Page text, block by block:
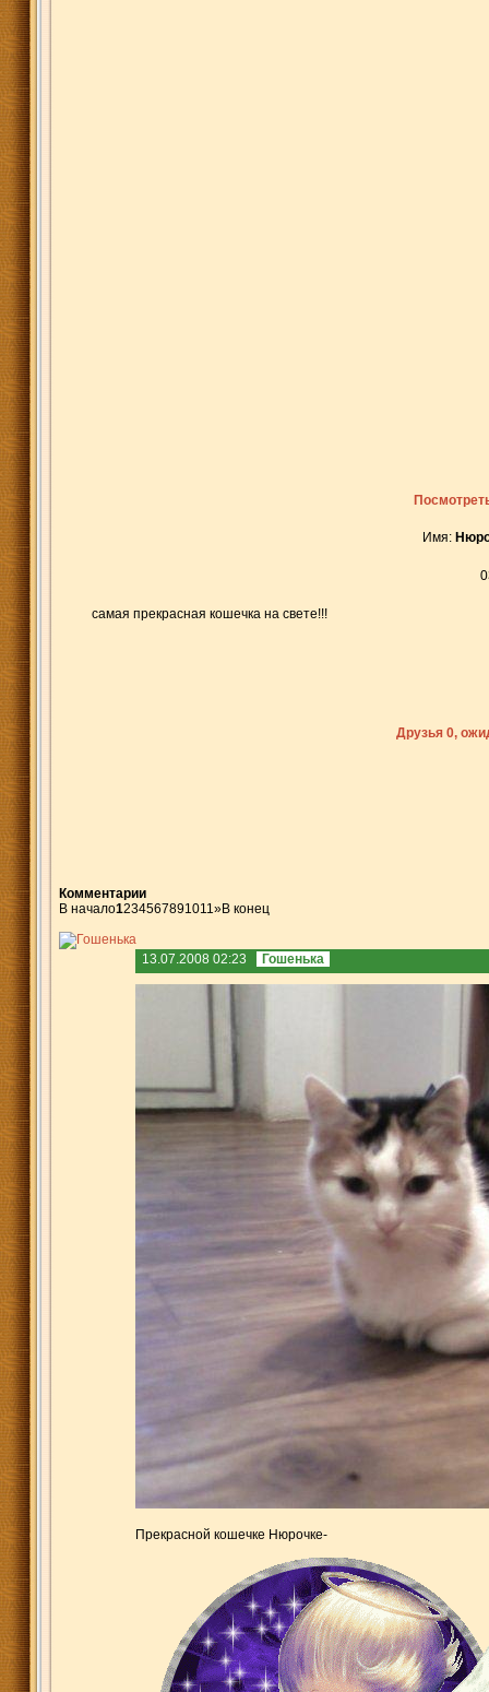
Имя:
самая прекрасная кошечка на свете!!!
Друзья 0,
Комментарии
В начало1234567891011»В конец
13.07.2008 02:23 Гошенька
Прекрасной кошечке Нюрочке-